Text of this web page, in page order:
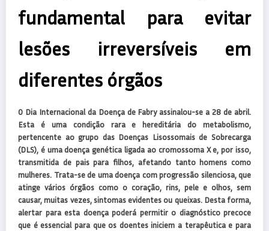
fundamental para evitar
lesões irreversíveis em
diferentes órgãos
O Dia Internacional da Doença de Fabry assinalou-se a 28 de abril.
Esta é uma condição rara e hereditária do metabolismo,
pertencente ao grupo das Doenças Lisossomais de Sobrecarga
(DLS), é uma doença genética ligada ao cromossoma X e, por isso,
transmitida de pais para filhos, afetando tanto homens como
mulheres. Trata-se de uma doença com progressão silenciosa, que
atinge vários órgãos como o coração, rins, pele e olhos, sem
causar, muitas vezes, sintomas evidentes ou queixas. Desta forma,
alertar para esta doença poderá permitir o diagnóstico precoce
que é essencial para que os doentes iniciem a terapêutica e para